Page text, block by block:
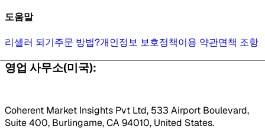
도움말
리셀러 되기주문 방법?개인정보 보호정책이용 약관면책 조항
영업 사무소(미국):
Coherent Market Insights Pvt Ltd, 533 Airport Boulevard,
Suite 400, Burlingame, CA 94010, United States.